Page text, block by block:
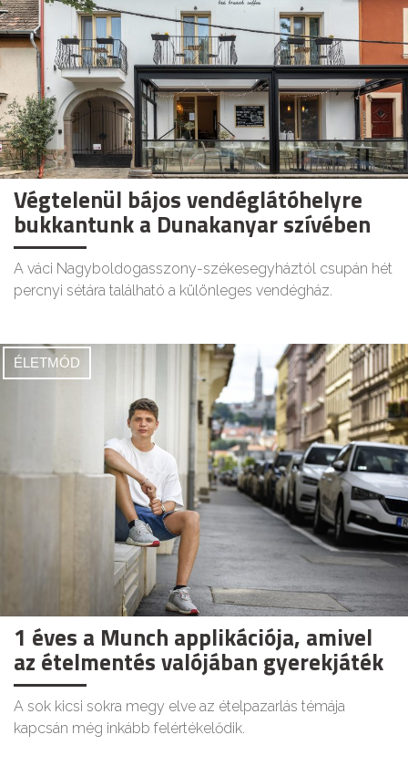
Végtelenül bájos vendéglátóhelyre
bukkantunk a Dunakanyar szívében
A váci Nagyboldogasszony-székesegyháztól csupán hét
percnyi sétára található a különleges vendégház.
ÉLETMÓD
1 éves a Munch applikációja, amivel
az ételmentés valójában gyerekjáték
A sok kicsi sokra megy elve az ételpazarlás témája
kapcsán még inkább felértékelődik.